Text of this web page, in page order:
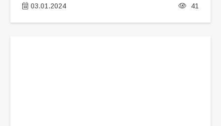
03.01.2024 41